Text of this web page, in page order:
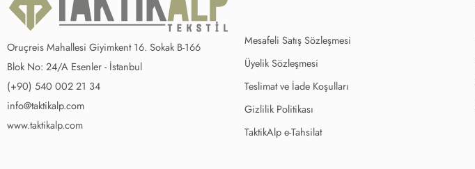
Oruçreis Mahallesi Giyimkent 16. Sokak B-166
Blok No: 24/A Esenler - İstanbul
(+90) 540 002 21 34
info@taktikalp.com
www.taktikalp.com
Mesafeli Satış Sözleşmesi
Üyelik Sözleşmesi
Teslimat ve İade Koşulları
Gizlilik Politikası
TaktikAlp e-Tahsilat